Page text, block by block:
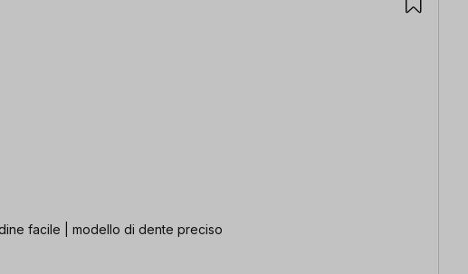
facile | modello di dente preciso